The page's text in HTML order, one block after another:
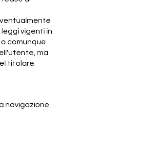
vigenti in
comunque
ma
titolare.
navigazione